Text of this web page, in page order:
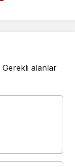
Gerekli alanlar